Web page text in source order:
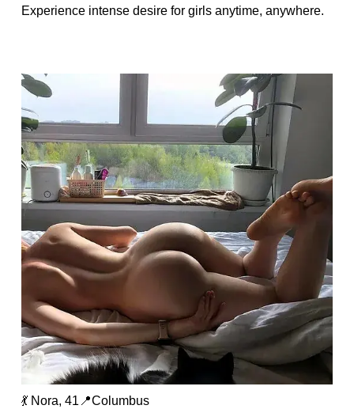
Experience intense desire for girls anytime, anywhere.
💃 Nora, 41📍Columbus